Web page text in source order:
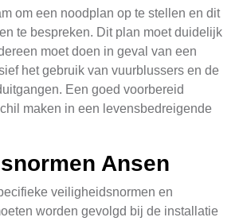
om een noodplan op te stellen en dit
te bespreken. Dit plan moet duidelijk
moet doen in geval van een
het gebruik van vuurblussers en de
Een goed voorbereid
maken in een levensbedreigende
Ansen
veiligheidsnormen en
worden gevolgd bij de installatie